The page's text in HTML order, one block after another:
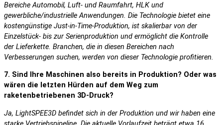
Bereiche Automobil, Luft- und Raumfahrt, HLK und
gewerbliche/industrielle Anwendungen. Die Technologie bietet eine
kostengünstige Just-in-Time-Produktion, ist skalierbar von der
Einzelstück- bis zur Serienproduktion und ermöglicht die Kontrolle
der Lieferkette. Branchen, die in diesen Bereichen nach
Verbesserungen suchen, werden von dieser Technologie profitieren.
7. Sind Ihre Maschinen also bereits in Produktion? Oder was
wären die letzten Hürden auf dem Weg zum
raketenbetriebenen 3D-Druck?
Ja, LightSPEE3D befindet sich in der Produktion und wir haben eine